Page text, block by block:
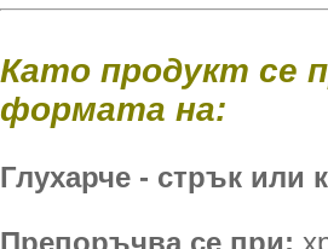
Като продукт се
формата на:
Глухарче - стрък или